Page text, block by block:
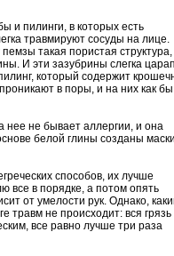
и пилинги, в которых есть
травмируют сосуды на лице.
такая пористая структура,
И эти зазубрины слегка
который содержит
в поры, и на них как бы
нее не бывает аллергии, и она
белой глины созданы маски
способов, их лучше
все в порядке, а потом опять
от умелости рук. Однако,
не происходит: вся грязь
все равно лучше три раза